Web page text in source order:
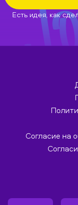
Есть идея, как
Согласие на